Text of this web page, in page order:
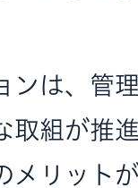
ンは、管
取組が推
メリット